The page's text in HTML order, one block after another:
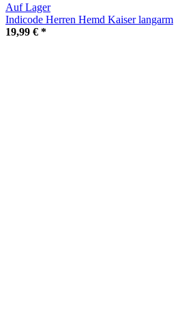
Auf Lager
Indicode Herren Hemd Kaiser langarm
19,99 € *